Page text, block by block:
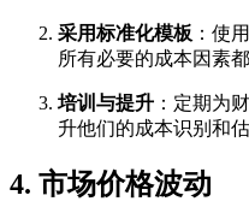
采用标准化模板 ：使
所有必要的成本因素都
培训与提升 ：定期为
升他们的成本识别和估
4. 市场价格波动